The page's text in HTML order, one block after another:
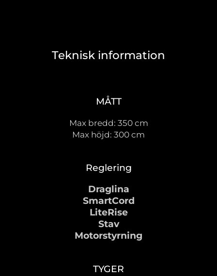
Teknisk information
MÅTT
Max bredd: 350 cm
Max höjd: 300 cm
Reglering
Draglina
SmartCord
LiteRise
Stav
Motorstyrning
TYGER